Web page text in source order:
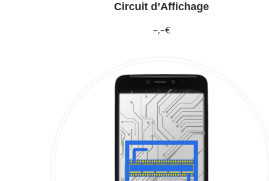
Circuit d’Affichage
–,–€